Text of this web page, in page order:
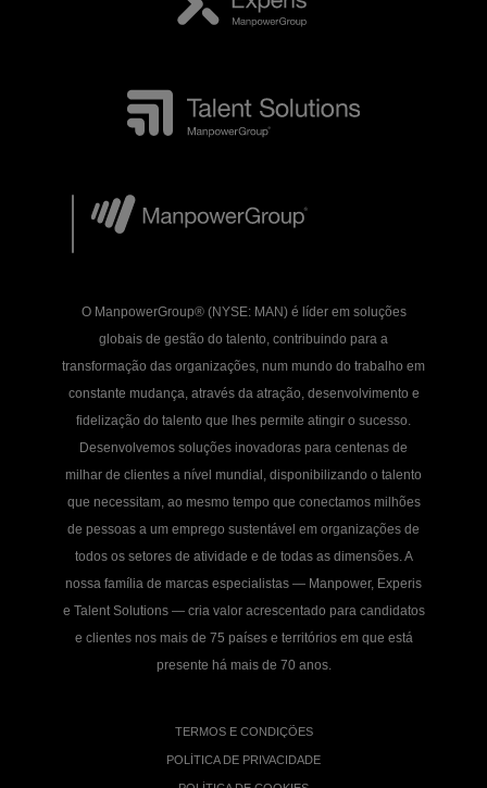
O ManpowerGroup® (NYSE: MAN) é líder em soluções
globais de gestão do talento, contribuindo para a
transformação das organizações, num mundo do trabalho em
constante mudança, através da atração, desenvolvimento e
fidelização do talento que lhes permite atingir o sucesso.
Desenvolvemos soluções inovadoras para centenas de
milhar de clientes a nível mundial, disponibilizando o talento
que necessitam, ao mesmo tempo que conectamos milhões
de pessoas a um emprego sustentável em organizações de
todos os setores de atividade e de todas as dimensões. A
nossa família de marcas especialistas — Manpower, Experis
e Talent Solutions — cria valor acrescentado para candidatos
e clientes nos mais de 75 países e territórios em que está
presente há mais de 70 anos.
TERMOS E CONDIÇÕES
POLÍTICA DE PRIVACIDADE